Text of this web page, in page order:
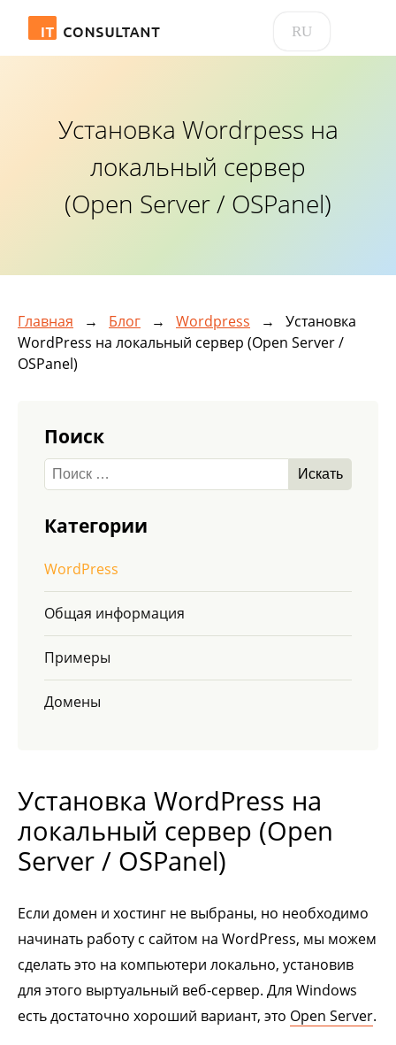
RU
Установка Wordrpess на
локальный сервер
(Open Server / OSPanel)
Главная → Блог → Wordpress → Установка
WordPress на локальный сервер (Open Server /
OSPanel)
Поиск
Категории
WordPress
Общая информация
Примеры
Домены
Установка WordPress на
локальный сервер (Open
Server / OSPanel)
Если домен и хостинг не выбраны, но необходимо
начинать работу с сайтом на WordPress, мы можем
сделать это на компьютери локально, установив
для этого выртуальный веб-сервер. Для Windows
есть достаточно хороший вариант, это Open Server.